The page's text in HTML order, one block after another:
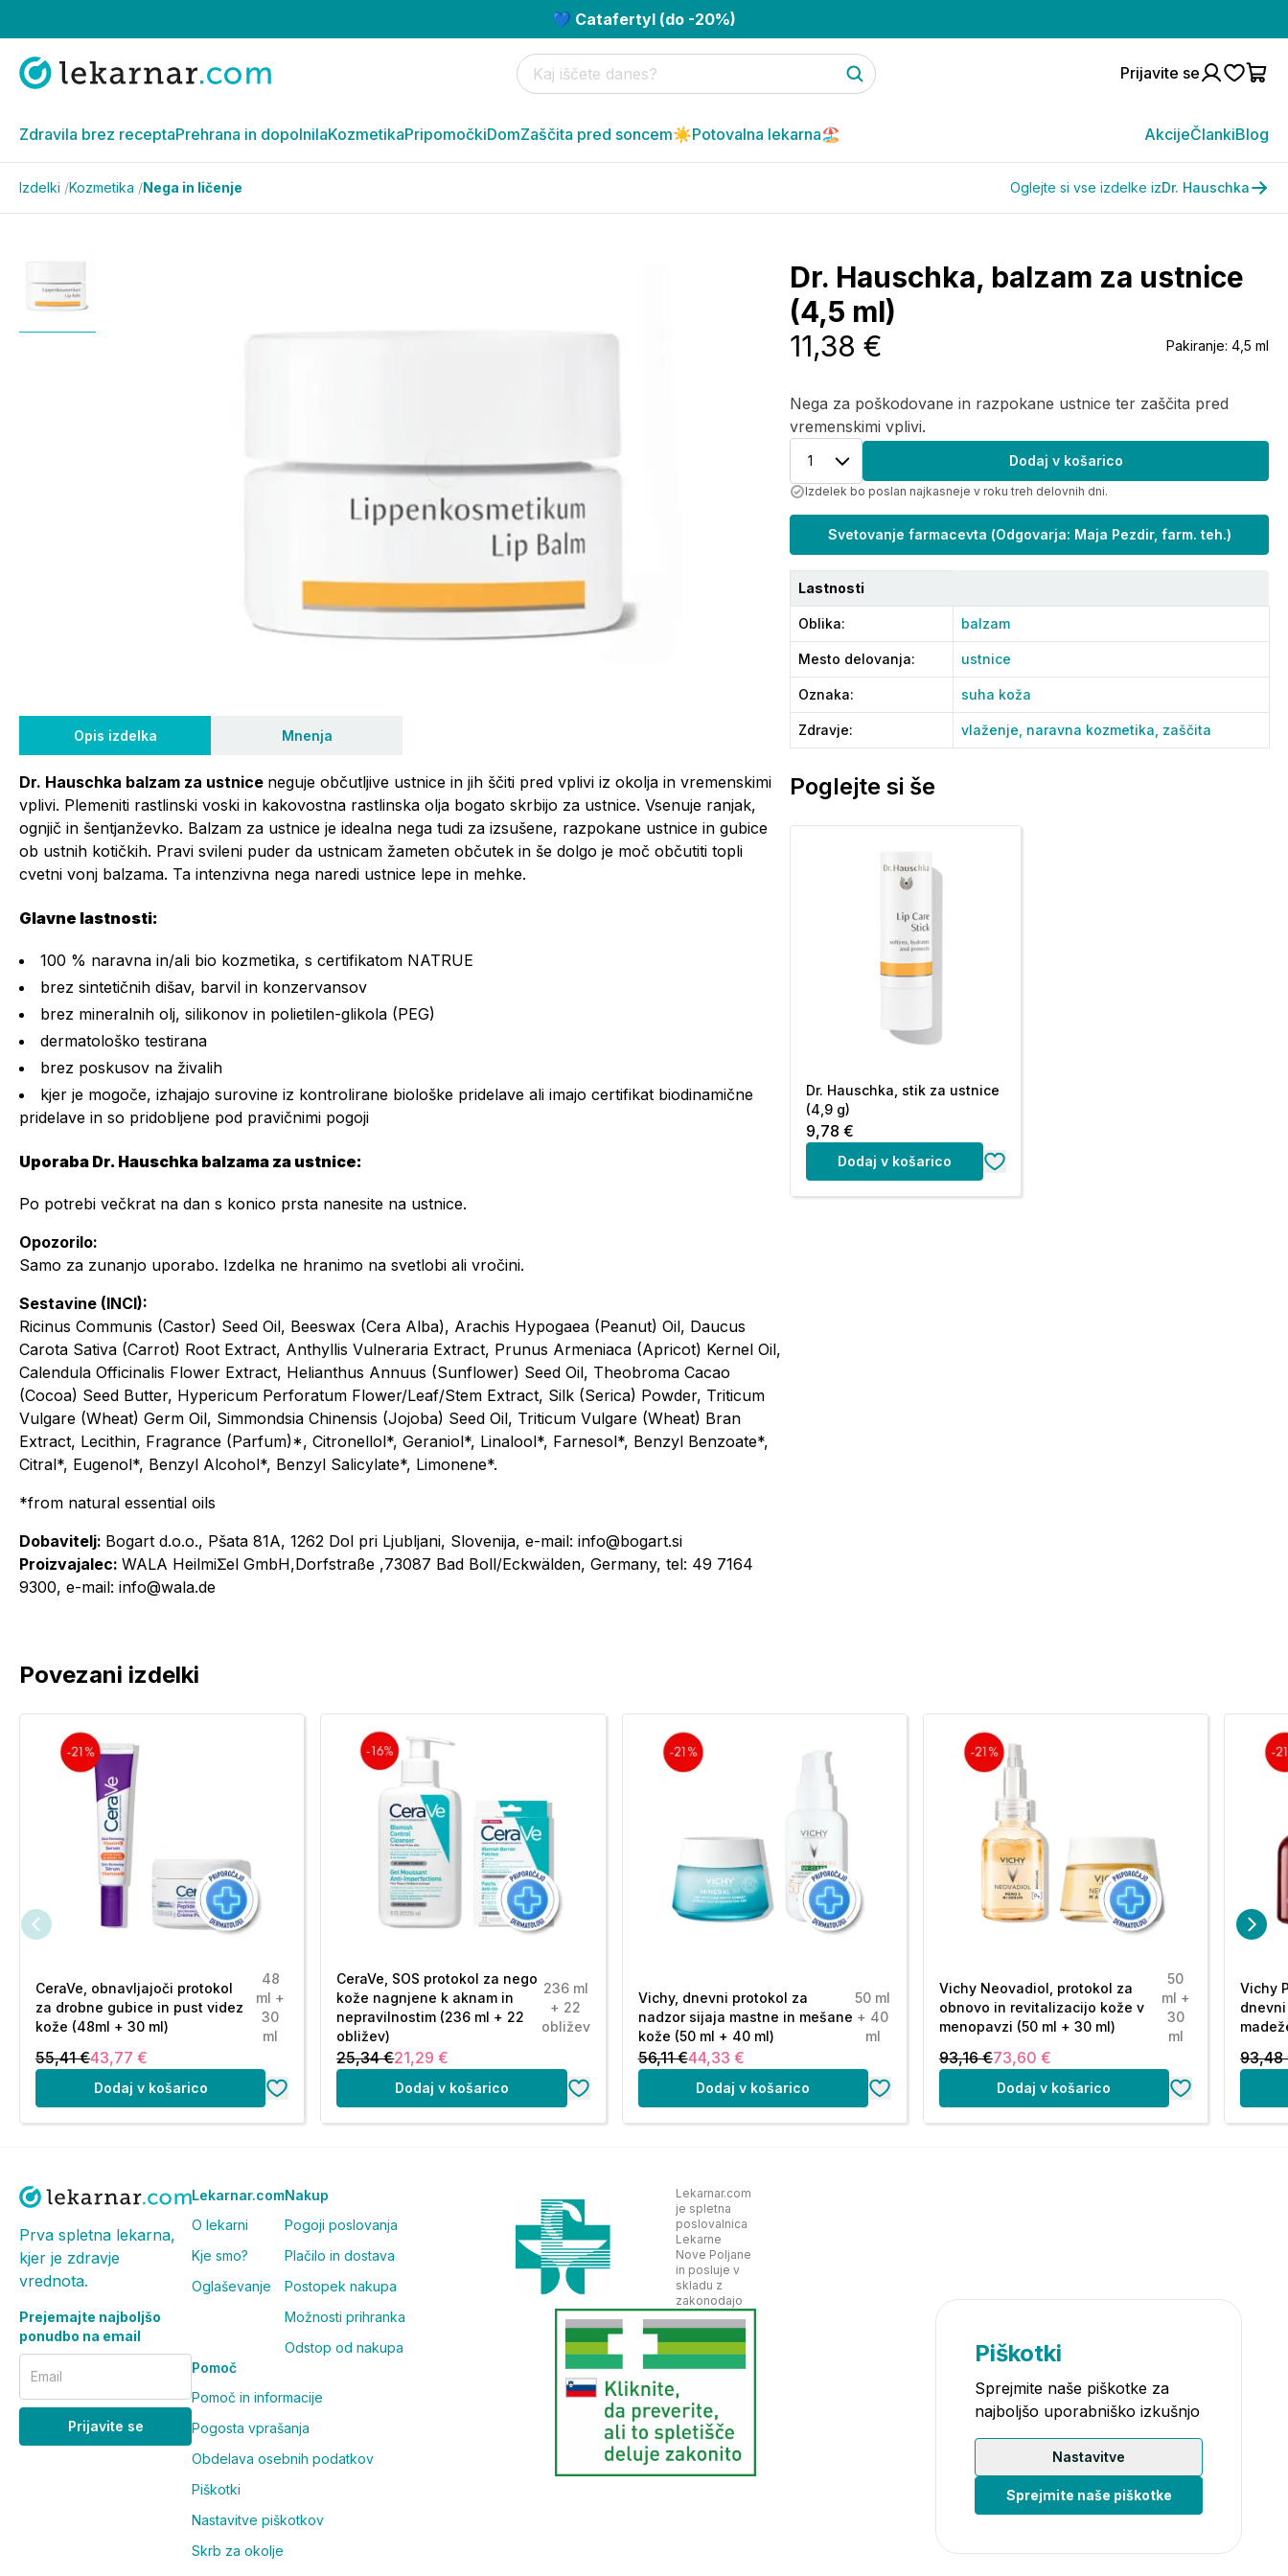
💙 Catafertyl (do -20%)
Prijavite se
Zdravila brez receptaPrehrana in dopolnilaKozmetikaPripomočkiDomZaščita pred soncem☀️Potovalna lekarna🏖️ AkcijeČlankiBlog
Izdelki /Kozmetika /Nega in ličenje Oglejte si vse izdelke izDr. Hauschka
Opis izdelka Mnenja
Dr. Hauschka balzam za ustnice neguje občutljive ustnice in jih ščiti pred vplivi iz okolja in vremenskimi
vplivi. Plemeniti rastlinski voski in kakovostna rastlinska olja bogato skrbijo za ustnice. Vsenuje ranjak,
ognjič in šentjanževko. Balzam za ustnice je idealna nega tudi za izsušene, razpokane ustnice in gubice
ob ustnih kotičkih. Pravi svileni puder da ustnicam žameten občutek in še dolgo je moč občutiti topli
cvetni vonj balzama. Ta intenzivna nega naredi ustnice lepe in mehke.
Glavne lastnosti:
100 % naravna in/ali bio kozmetika, s certifikatom NATRUE
brez sintetičnih dišav, barvil in konzervansov
brez mineralnih olj, silikonov in polietilen-glikola (PEG)
dermatološko testirana
brez poskusov na živalih
kjer je mogoče, izhajajo surovine iz kontrolirane biološke pridelave ali imajo certifikat biodinamične
pridelave in so pridobljene pod pravičnimi pogoji
Uporaba Dr. Hauschka balzama za ustnice:
Po potrebi večkrat na dan s konico prsta nanesite na ustnice.
Opozorilo:
Samo za zunanjo uporabo. Izdelka ne hranimo na svetlobi ali vročini.
Sestavine (INCI):
Ricinus Communis (Castor) Seed Oil, Beeswax (Cera Alba), Arachis Hypogaea (Peanut) Oil, Daucus
Carota Sativa (Carrot) Root Extract, Anthyllis Vulneraria Extract, Prunus Armeniaca (Apricot) Kernel Oil,
Calendula Officinalis Flower Extract, Helianthus Annuus (Sunflower) Seed Oil, Theobroma Cacao
(Cocoa) Seed Butter, Hypericum Perforatum Flower/Leaf/Stem Extract, Silk (Serica) Powder, Triticum
Vulgare (Wheat) Germ Oil, Simmondsia Chinensis (Jojoba) Seed Oil, Triticum Vulgare (Wheat) Bran
Extract, Lecithin, Fragrance (Parfum)*, Citronellol*, Geraniol*, Linalool*, Farnesol*, Benzyl Benzoate*,
Citral*, Eugenol*, Benzyl Alcohol*, Benzyl Salicylate*, Limonene*.
*from natural essential oils
Dobavitelj: Bogart d.o.o., Pšata 81A, 1262 Dol pri Ljubljani, Slovenija, e-mail: info@bogart.si
Proizvajalec: WALA HeilmiƩel GmbH,Dorfstraße ,73087 Bad Boll/Eckwälden, Germany, tel: 49 7164
9300, e-mail: info@wala.de
Dr. Hauschka, balzam za ustnice
(4,5 ml)
Nega za poškodovane in razpokane ustnice ter zaščita pred
vremenskimi vplivi.
11,38 € Pakiranje: 4,5 ml
1 Dodaj v košarico
Izdelek bo poslan najkasneje v roku treh delovnih dni.
Svetovanje farmacevta (Odgovarja: Maja Pezdir, farm. teh.)
Lastnosti
Oblika: balzam
Mesto delovanja: ustnice
Oznaka: suha koža
Zdravje: vlaženje, naravna kozmetika, zaščita
Poglejte si še
Dr. Hauschka, stik za ustnice
(4,9 g)
9,78 €
Dodaj v košarico
Povezani izdelki
CeraVe, obnavljajoči protokol
za drobne gubice in pust videz
kože (48ml + 30 ml)
48
ml +
30
ml
55,41 €43,77 €
Dodaj v košarico
CeraVe, SOS protokol za nego
kože nagnjene k aknam in
nepravilnostim (236 ml + 22
obližev)
236 ml
+ 22
obližev
25,34 €21,29 €
Dodaj v košarico
Vichy, dnevni protokol za
nadzor sijaja mastne in mešane
kože (50 ml + 40 ml)
50 ml
+ 40
ml
56,11 €44,33 €
Dodaj v košarico
Vichy Neovadiol, protokol za
obnovo in revitalizacijo kože v
menopavzi (50 ml + 30 ml)
50
ml +
30
ml
93,16 €73,60 €
Dodaj v košarico
Vichy
93,48
Prva spletna lekarna,
kjer je zdravje
vrednota.
Prejemajte najboljšo
ponudbo na email
Email
Prijavite se
Lekarnar.com
O lekarni
Kje smo?
Oglaševanje
Nakup
Pogoji poslovanja
Plačilo in dostava
Postopek nakupa
Možnosti prihranka
Odstop od nakupa
Pomoč
Pomoč in informacije
Pogosta vprašanja
Obdelava osebnih podatkov
Piškotki
Nastavitve piškotkov
Skrb za okolje
Lekarnar.com
je spletna
poslovalnica
Lekarne
Nove Poljane
in posluje v
skladu z
zakonodajo
Piškotki
Sprejmite naše piškotke za
najboljšo uporabniško izkušnjo
Nastavitve
Sprejmite naše piškotke